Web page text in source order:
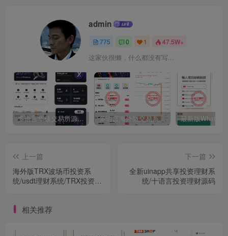
admin
775 0 1 47.5W+
这家伙很懒，什么都没有写...
多语言华硕交易所源码/手机端uniapp电脑端vue.支持秒合约/币币/国际黄金/U本位合约/DeFi挖矿 多语言海外微交易系统源码/虚拟币黄金期货外汇微盘
上一篇
海外版TRX波场币投资系
统/usdt理财系统/TRX投资系
下一篇
全新uinapp共享投资理财系
统/十语言投资理财源码
相关推荐